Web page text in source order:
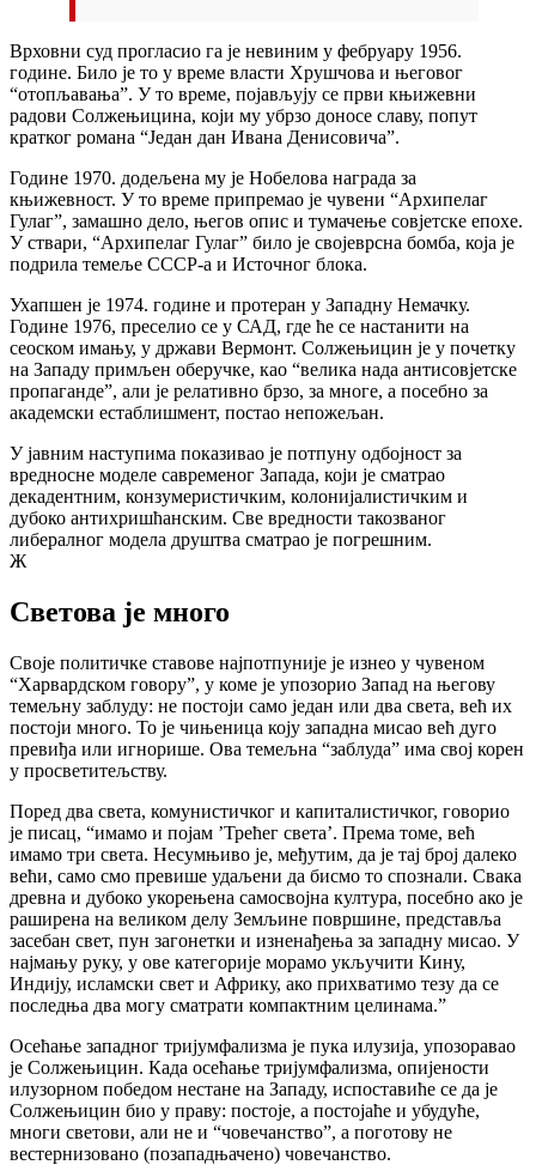
Врховни суд прогласио га је невиним у фебруару 1956.
године. Било је то у време власти Хрушчова и његовог
“отопљавања”. У то време, појављују се први књижевни
радови Солжењицина, који му убрзо доносе славу, попут
кратког романа “Један дан Ивана Денисовича”.
Године 1970. додељена му је Нобелова награда за
књижевност. У то време припремао је чувени “Архипелаг
Гулаг”, замашно дело, његов опис и тумачење совјетске епохе.
У ствари, “Архипелаг Гулаг” било је својеврсна бомба, која је
подрила темеље СССР-а и Источног блока.
Ухапшен је 1974. године и протеран у Западну Немачку.
Године 1976, преселио се у САД, где ће се настанити на
сеоском имању, у држави Вермонт. Солжењицин је у почетку
на Западу примљен оберучке, као “велика нада антисовјетске
пропаганде”, али је релативно брзо, за многе, а посебно за
академски естаблишмент, постао непожељан.
У јавним наступима показивао је потпуну одбојност за
вредносне моделе савременог Запада, који је сматрао
декадентним, конзумеристичким, колонијалистичким и
дубоко антихришћанским. Све вредности такозваног
либералног модела друштва сматрао је погрешним.
Ж
Светова је много
Своје политичке ставове најпотпуније је изнео у чувеном
“Харвардском говору”, у коме је упозорио Запад на његову
темељну заблуду: не постоји само један или два света, већ их
постоји много. То је чињеница коју западна мисао већ дуго
превиђа или игнорише. Ова темељна “заблуда” има свој корен
у просветитељству.
Поред два света, комунистичког и капиталистичког, говорио
је писац, “имамо и појам ’Трећег света’. Према томе, већ
имамо три света. Несумњиво је, међутим, да је тај број далеко
већи, само смо превише удаљени да бисмо то спознали. Свака
древна и дубоко укорењена самосвојна култура, посебно ако је
раширена на великом делу Земљине површине, представља
засебан свет, пун загонетки и изненађења за западну мисао. У
најмању руку, у ове категорије морамо укључити Кину,
Индију, исламски свет и Африку, ако прихватимо тезу да се
последња два могу сматрати компактним целинама.”
Осећање западног тријумфализма је пука илузија, упозоравао
је Солжењицин. Када осећање тријумфализма, опијености
илузорном победом нестане на Западу, испоставиће се да је
Солжењицин био у праву: постоје, а постојаће и убудуће,
многи светови, али не и “човечанство”, а поготову не
вестернизовано (позападњачено) човечанство.